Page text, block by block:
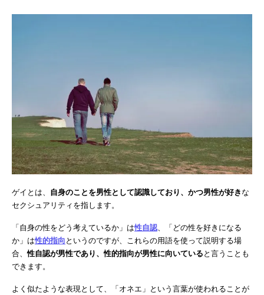
ゲイとは、 自身のことを男性として認識しており、かつ男性が好きな
セクシュアリティを指します。
「自身の性をどう考えているか」は性自認 、「どの性を好きになる
か」は性的指向というのですが、これらの用語を使って説明する場
合、性自認が男性であり、性的指向が男性に向いていると言うことも
できます。
よく似たような表現として、「オネエ」という言葉が使われることが